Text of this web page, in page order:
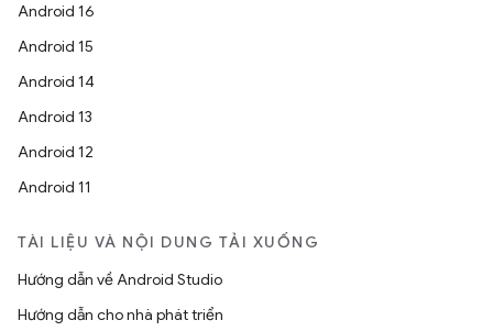
Android 16
Android 15
Android 14
Android 13
Android 12
Android 11
TÀI LIỆU VÀ NỘI DUNG TẢI XUỐNG
Hướng dẫn về Android Studio
Hướng dẫn cho nhà phát triển